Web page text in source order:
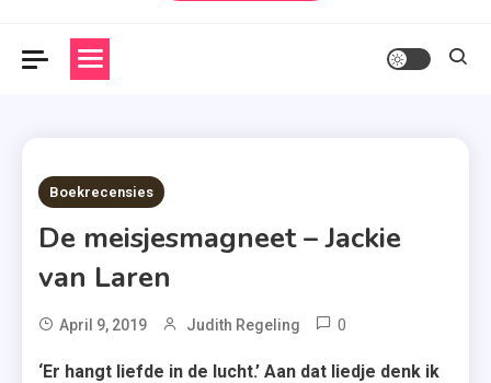
9 MINS READ
Boekrecensies
De meisjesmagneet – Jackie
van Laren
April 9, 2019 Judith Regeling 0
‘Er hangt liefde in de lucht.’ Aan dat liedje denk ik